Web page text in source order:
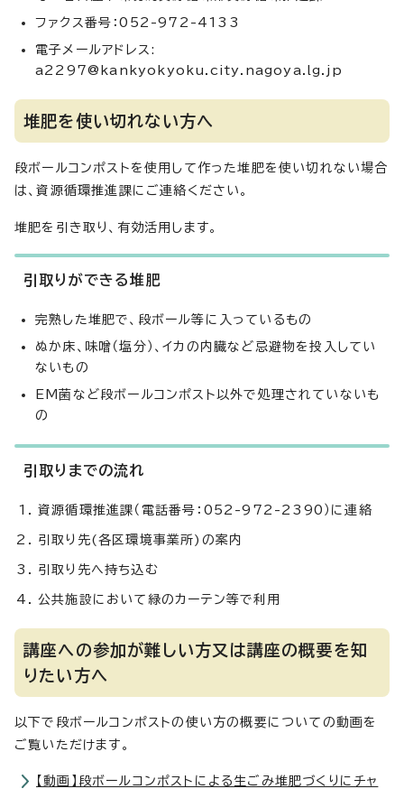
ファクス番号：052-972-4133
電子メールアドレス:
a2297@kankyokyoku.city.nagoya.lg.jp
堆肥を使い切れない方へ
段ボールコンポストを使用して作った堆肥を使い切れない場合
は、資源循環推進課にご連絡ください。
堆肥を引き取り、有効活用します。
引取りができる堆肥
完熟した堆肥で、段ボール等に入っているもの
ぬか床、味噌（塩分）、イカの内臓など忌避物を投入してい
ないもの
EM菌など段ボールコンポスト以外で処理されていないも
の
引取りまでの流れ
資源循環推進課（電話番号：052-972-2390）に連絡
引取り先(各区環境事業所)の案内
引取り先へ持ち込む
公共施設において緑のカーテン等で利用
講座への参加が難しい方又は講座の概要を知
りたい方へ
以下で段ボールコンポストの使い方の概要についての動画を
ご覧いただけます。
【動画】段ボールコンポストによる生ごみ堆肥づくりにチャ